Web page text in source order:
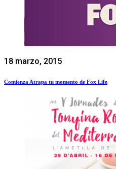
18 marzo, 2015
Comienza Atrapa tu momento de Fox Life